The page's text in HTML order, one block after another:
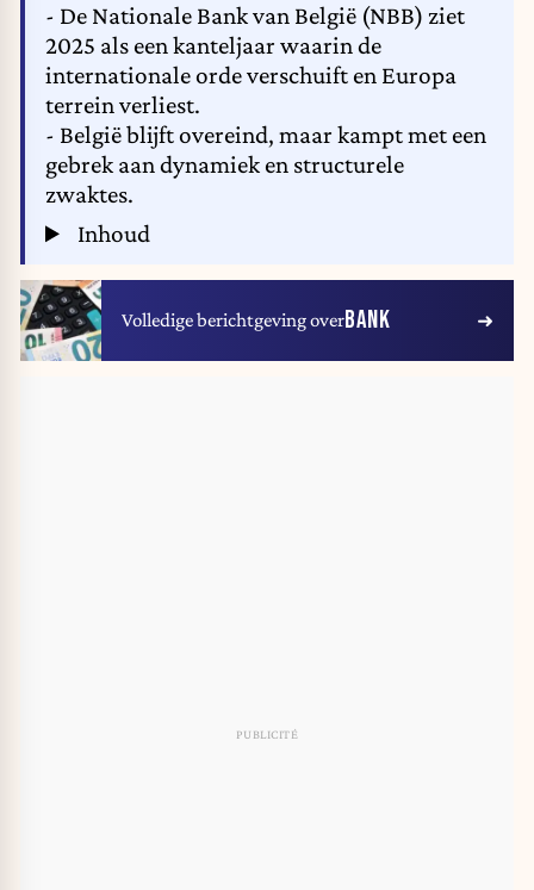
- De Nationale Bank van België (NBB) ziet
2025 als een kanteljaar waarin de
internationale orde verschuift en Europa
terrein verliest.
- België blijft overeind, maar kampt met een
gebrek aan dynamiek en structurele
zwaktes.
Inhoud
Volledige berichtgeving overBANK